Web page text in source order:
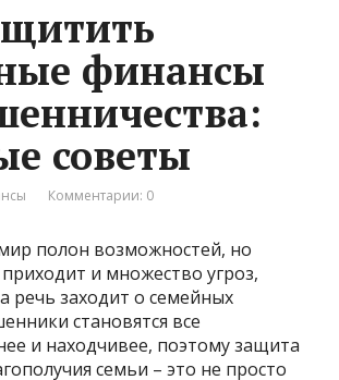
финансы
советы
Комментарии: 0
полон возможностей, но
и множество угроз,
речь заходит о семейных
становятся все
и находчивее, поэтому защита
семьи – это не просто